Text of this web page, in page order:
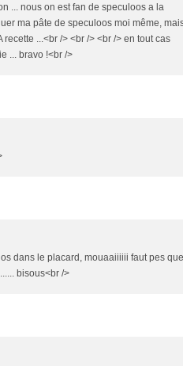
... nous on est fan de speculoos a la
ma pâte de speculoos moi même,
...<br /> <br /> <br /> en tout cas
... bravo !<br />
dans le placard, mouaaiiiiii faut pes que
bisous<br />